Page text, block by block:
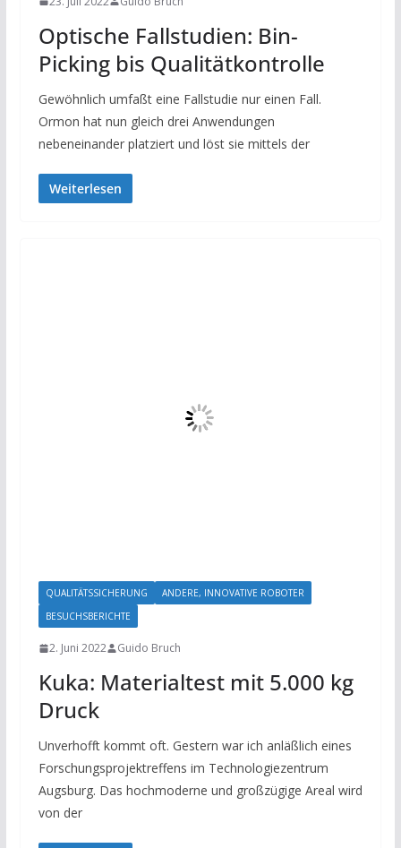
Optische Fallstudien: Bin-
Picking bis Qualitätkontrolle
Gewöhnlich umfaßt eine Fallstudie nur einen Fall.
Ormon hat nun gleich drei Anwendungen
nebeneinander platziert und löst sie mittels der
Weiterlesen
QUALITÄTSSICHERUNG
ANDERE, INNOVATIVE ROBOTER
BESUCHSBERICHTE
2. Juni 2022 Guido Bruch
Kuka: Materialtest mit 5.000 kg
Druck
Unverhofft kommt oft. Gestern war ich anläßlich eines
Forschungsprojektreffens im Technologiezentrum
Augsburg. Das hochmoderne und großzügige Areal wird
von der